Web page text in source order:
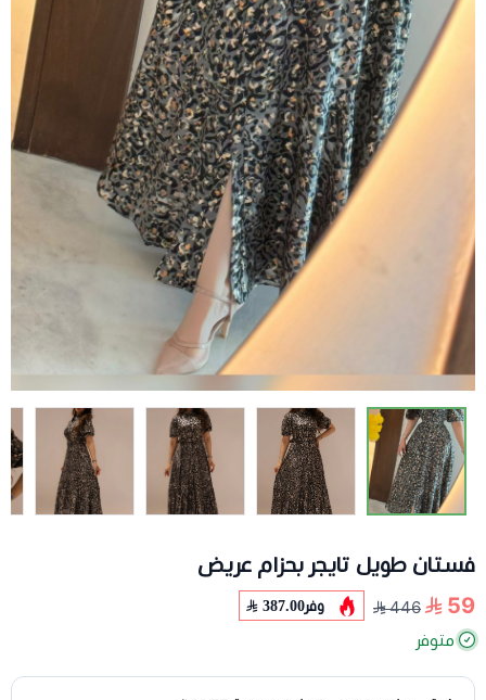
فستان طويل تايجر بحزام عريض
59
446 وفر387.00
متوفر